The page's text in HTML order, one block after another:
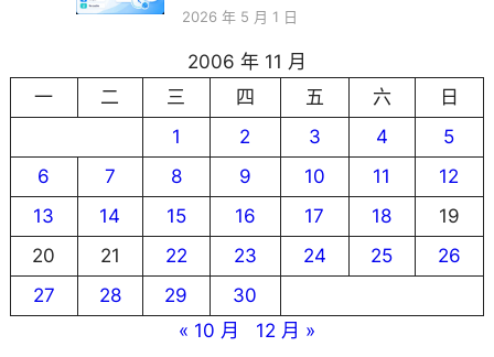
2026 年 5 月 1 日
2006 年 11 月
一
二 三 四 五 六
日
1
2 3 4
5
6
7 8 9 10 11
12
13
14 15 16 17 18
19
20
21 22 23 24 25
26
27
28 29
30
« 10 月
12 月 »